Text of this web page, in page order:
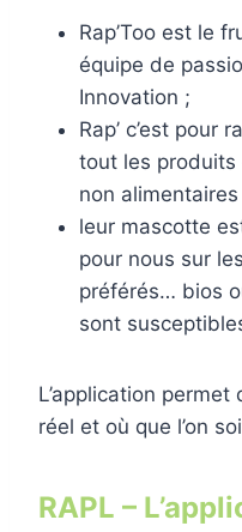
Rap’Too est le
équipe de
Innovation ;
Rap’ c’est pour
tout les produits
non alimentaires
leur mascotte
pour nous sur
préférés… bios
sont
L’application permet
réel et où que l’on
RAPL –